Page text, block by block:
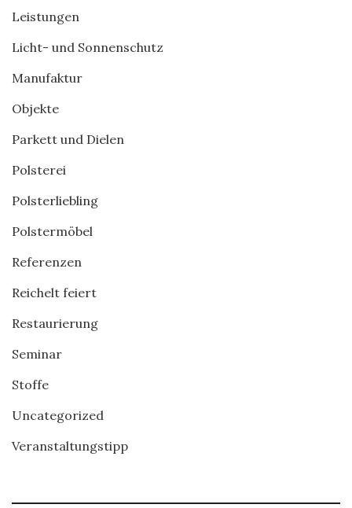
Leistungen
Licht- und Sonnenschutz
Manufaktur
Objekte
Parkett und Dielen
Polsterei
Polsterliebling
Polstermöbel
Referenzen
Reichelt feiert
Restaurierung
Seminar
Stoffe
Uncategorized
Veranstaltungstipp